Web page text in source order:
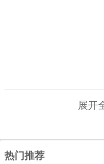
展开
热门推荐